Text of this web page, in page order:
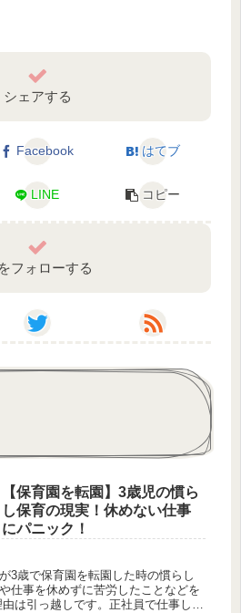
シェアする
Facebook はてブ
LINE コピー
フォローする
【保育園を転園】3歳児の慣ら
し保育の現実！休めない仕事
にパニック！
3歳で保育園を転園した時の慣らし
仕事を休めずに苦労したことなどを
は引っ越しです。正社員で仕事して